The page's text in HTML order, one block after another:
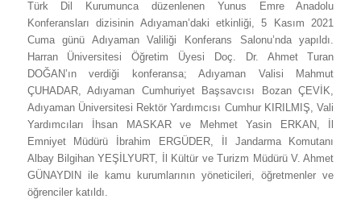
Türk Dil Kurumunca düzenlenen Yunus Emre Anadolu
Konferansları dizisinin Adıyaman’daki etkinliği, 5 Kasım 2021
Cuma günü Adıyaman Valiliği Konferans Salonu’nda yapıldı.
Harran Üniversitesi Öğretim Üyesi Doç. Dr. Ahmet Turan
DOĞAN’ın verdiği konferansa; Adıyaman Valisi Mahmut
ÇUHADAR, Adıyaman Cumhuriyet Başsavcısı Bozan ÇEVİK,
Adıyaman Üniversitesi Rektör Yardımcısı Cumhur KIRILMIŞ, Vali
Yardımcıları İhsan MASKAR ve Mehmet Yasin ERKAN, İl
Emniyet Müdürü İbrahim ERGÜDER, İl Jandarma Komutanı
Albay Bilgihan YEŞİLYURT, İl Kültür ve Turizm Müdürü V. Ahmet
GÜNAYDIN ile kamu kurumlarının yöneticileri, öğretmenler ve
öğrenciler katıldı.